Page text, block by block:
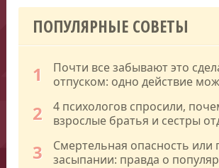
ПОПУЛЯРНЫЕ СОВЕТЫ
1
Почти все забывают это
отпуском: одно действие
2
4 психологов спросили,
взрослые братья и сестры
3
Смертельная опасность
засыпании: правда о